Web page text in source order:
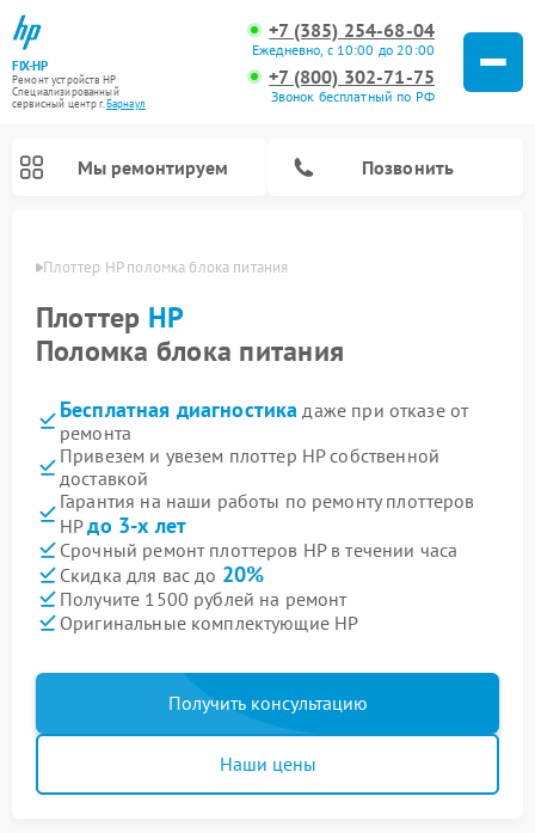
FIX-HP
Ремонт устройств HP
Специализированный
cервисный центр г.Барнаул
+7 (385) 254-68-04
Ежедневно, с 10:00 до 20:00
+7 (800) 302-71-75
Звонок бесплатный по РФ
Мы ремонтируем Позвонить
Плоттер HP поломка блока питания
Плоттер HP
Поломка блока питания
Бесплатная диагностика даже при отказе от
ремонта
Привезем и увезем плоттер HP собственной
доставкой
Гарантия на наши работы по ремонту плоттеров
HPдо 3-х лет
Срочный ремонт плоттеров HP в течении часа
Скидка для вас до 20%
Получите 1500 рублей на ремонт
Оригинальные комплектующие HP
Получить консультацию
Наши цены